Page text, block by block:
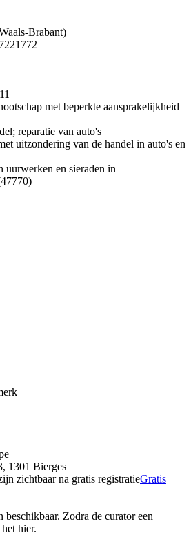
Brabant)
met beperkte aansprakelijkheid
reparatie van auto's
uitzondering van de handel in auto's en
uurwerken en sieraden in
1301 Bierges
zichtbaar na gratis registratieGratis
beschikbaar. Zodra de curator een
hier.